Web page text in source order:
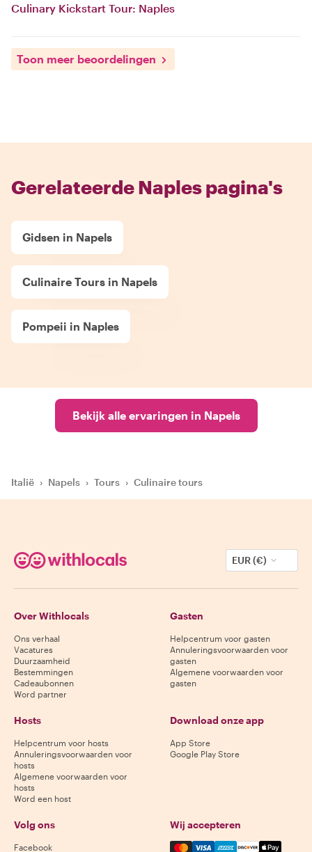
Culinary Kickstart Tour: Naples
Toon meer beoordelingen
Gerelateerde Naples pagina's
Gidsen in Napels
Culinaire Tours in Napels
Pompeii in Naples
Bekijk alle ervaringen in Napels
Italië › Napels › Tours › Culinaire tours
EUR (€)
Over Withlocals
Ons verhaal
Vacatures
Duurzaamheid
Bestemmingen
Cadeaubonnen
Word partner
Gasten
Helpcentrum voor gasten
Annuleringsvoorwaarden voor
gasten
Algemene voorwaarden voor
gasten
Hosts
Helpcentrum voor hosts
Annuleringsvoorwaarden voor
hosts
Algemene voorwaarden voor
hosts
Word een host
Download onze app
App Store
Google Play Store
Volg ons
Facebook
Wij accepteren
Mastercard, Visa, Amex,